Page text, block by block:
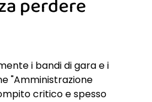
perdere
i bandi di gara e i
"Amministrazione
critico e spesso